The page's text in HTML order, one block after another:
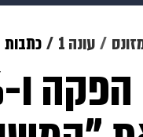
וביטחון makoZ
משפט תשעה
עונה 1 כתבות